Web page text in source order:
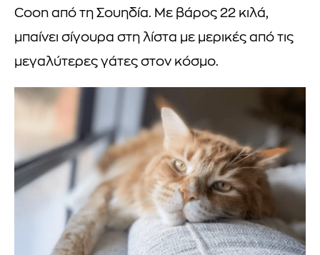
Coon από τη Σουηδία. Με βάρος 22 κιλά,
μπαίνει σίγουρα στη λίστα με μερικές από τις
μεγαλύτερες γάτες στον κόσμο.